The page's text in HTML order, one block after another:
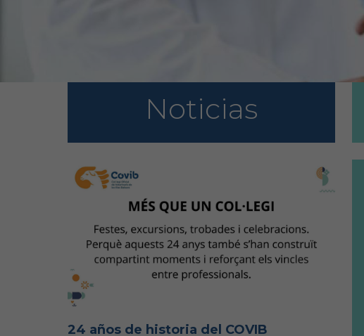
Noticias
24 años de historia del COVIB